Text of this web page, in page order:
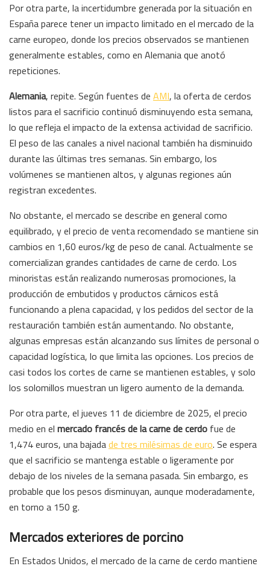
Por otra parte, la incertidumbre generada por la situación en
España parece tener un impacto limitado en el mercado de la
carne europeo, donde los precios observados se mantienen
generalmente estables, como en Alemania que anotó
repeticiones.
Alemania, repite. Según fuentes de AMI, la oferta de cerdos
listos para el sacrificio continuó disminuyendo esta semana,
lo que refleja el impacto de la extensa actividad de sacrificio.
El peso de las canales a nivel nacional también ha disminuido
durante las últimas tres semanas. Sin embargo, los
volúmenes se mantienen altos, y algunas regiones aún
registran excedentes.
No obstante, el mercado se describe en general como
equilibrado, y el precio de venta recomendado se mantiene sin
cambios en 1,60 euros/kg de peso de canal. Actualmente se
comercializan grandes cantidades de carne de cerdo. Los
minoristas están realizando numerosas promociones, la
producción de embutidos y productos cárnicos está
funcionando a plena capacidad, y los pedidos del sector de la
restauración también están aumentando. No obstante,
algunas empresas están alcanzando sus límites de personal o
capacidad logística, lo que limita las opciones. Los precios de
casi todos los cortes de carne se mantienen estables, y solo
los solomillos muestran un ligero aumento de la demanda.
Por otra parte, el jueves 11 de diciembre de 2025, el precio
medio en el mercado francés de la carne de cerdo fue de
1,474 euros, una bajadade tres milésimas de euro. Se espera
que el sacrificio se mantenga estable o ligeramente por
debajo de los niveles de la semana pasada. Sin embargo, es
probable que los pesos disminuyan, aunque moderadamente,
en torno a 150 g.
Mercados exteriores de porcino
En Estados Unidos, el mercado de la carne de cerdo mantiene